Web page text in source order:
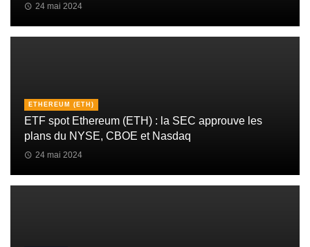
24 mai 2024
ETHEREUM (ETH)
ETF spot Ethereum (ETH) : la SEC approuve les
plans du NYSE, CBOE et Nasdaq
24 mai 2024